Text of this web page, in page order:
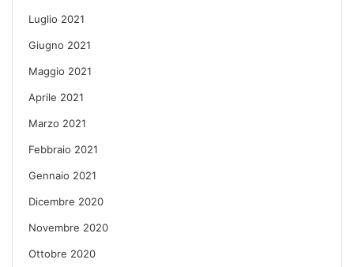
Luglio 2021
Giugno 2021
Maggio 2021
Aprile 2021
Marzo 2021
Febbraio 2021
Gennaio 2021
Dicembre 2020
Novembre 2020
Ottobre 2020